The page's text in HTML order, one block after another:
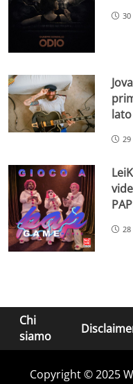
30
Chi
siamo
Copyright © 2025